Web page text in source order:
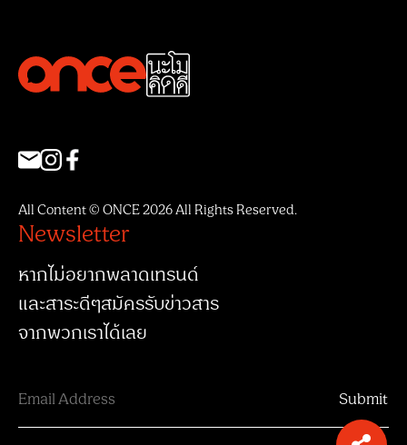
All Content © ONCE 2026 All Rights Reserved.
Newsletter
หากไม่อยากพลาดเทรนด์
และสาระดีๆสมัครรับข่าวสาร
จากพวกเราได้เลย